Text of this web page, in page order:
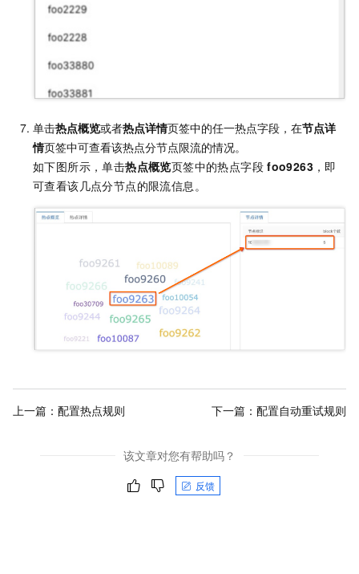
单击热点概览或者热点详情页签中的任一热点字段，在节点详
情页签中可查看该热点分节点限流的情况。
如下图所示，单击热点概览页签中的热点字段 foo9263 ，即
可查看该几点分节点的限流信息。
上一篇： 配置热点规则 下一篇： 配置自动重试规则
该文章对您有帮助吗？
反馈